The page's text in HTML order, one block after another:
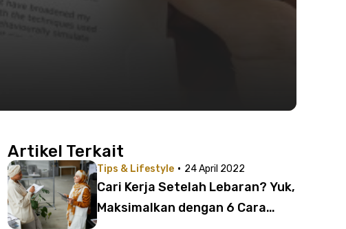
Artikel Terkait
Tips & Lifestyle · 24 April 2022
Cari Kerja Setelah Lebaran? Yuk,
Maksimalkan dengan 6 Cara